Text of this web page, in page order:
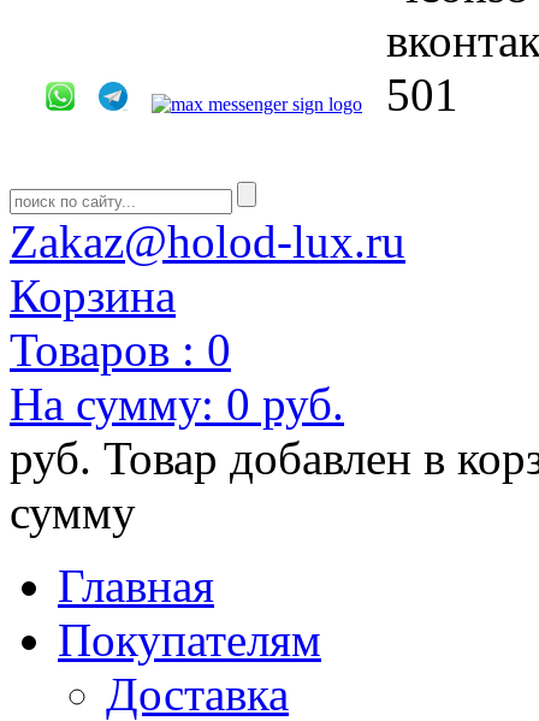
Zakaz@holod-lux.ru
Корзина
Товаров : 0
На сумму: 0 руб.
руб. Товар добавлен в
сумму
Главная
Покупателям
Доставка